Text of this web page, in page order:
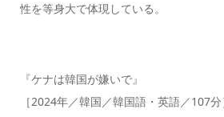
性を等身大で体現している。
『ケナは韓国が嫌いで』
［2024年／韓国／韓国語・英語／107分